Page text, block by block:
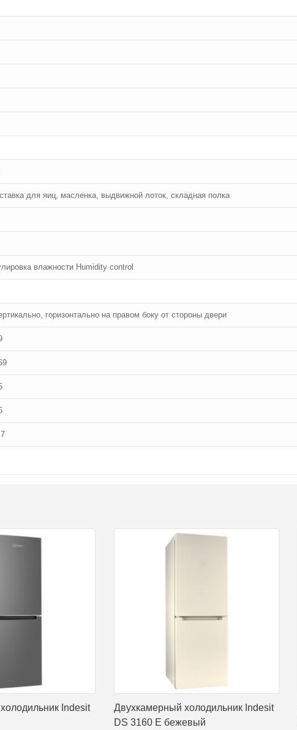
для яиц, масленка, выдвижной лоток, складная полка
влажности Humidity control
горизонтально на правом боку от стороны двери
Indesit
Двухкамерный холодильник Indesit
DS 3160 E бежевый